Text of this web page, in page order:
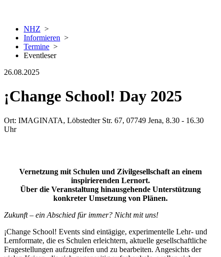
NHZ >
Informieren >
Termine >
Eventleser
26.08.2025
¡Change School! Day 2025
Ort: IMAGINATA, Löbstedter Str. 67, 07749 Jena, 8.30 - 16.30
Uhr
Vernetzung mit Schulen und Zivilgesellschaft an einem
inspirierenden Lernort.
Über die Veranstaltung hinausgehende Unterstützung
konkreter Umsetzung von Plänen.
Zukunft – ein Abschied für immer? Nicht mit uns!
¡Change School! Events sind eintägige, experimentelle Lehr- und
Lernformate, die es Schulen erleichtern, aktuelle gesellschaftliche
Fragestellungen aufzugreifen und zu bearbeiten. Angesichts der